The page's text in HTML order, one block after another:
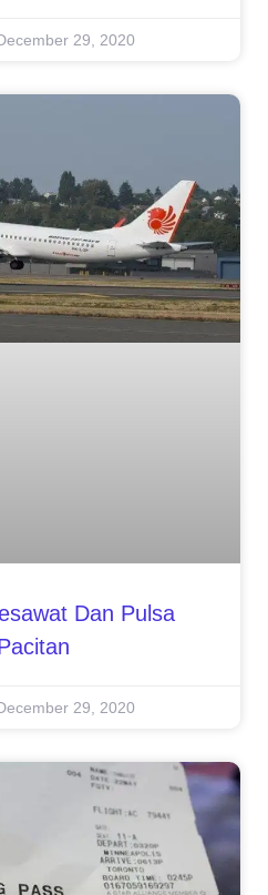
29, 2020
Dan Pulsa
29, 2020